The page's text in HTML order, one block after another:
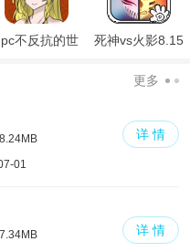
不反抗的世
死神vs火影8.15
更多
01
详 情
详 情